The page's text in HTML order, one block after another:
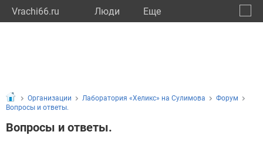
Vrachi66.ru Люди Eще
Организации Лаборатория «Хеликс» на Сулимова
Форум
Вопросы и ответы.
Вопросы и ответы.